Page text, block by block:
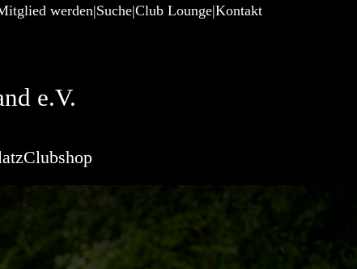
werden Suche Club Lounge Kontakt
e.V.
Clubshop